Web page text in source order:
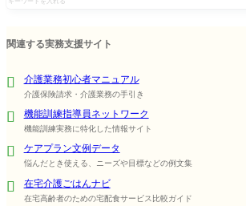
関連する実務支援サイト
介護業務初心者マニュアル
介護保険請求・介護業務の手引き
機能訓練指導員ネットワーク
機能訓練実務に特化した情報サイト
ケアプラン文例データ
悩んだとき使える、ニーズや目標などの例文集
在宅介護ごはんナビ
在宅高齢者のための宅配食サービス比較ガイド